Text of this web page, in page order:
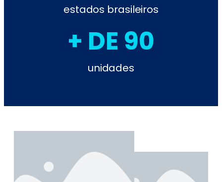
estados brasileiros
+ DE 90
unidades